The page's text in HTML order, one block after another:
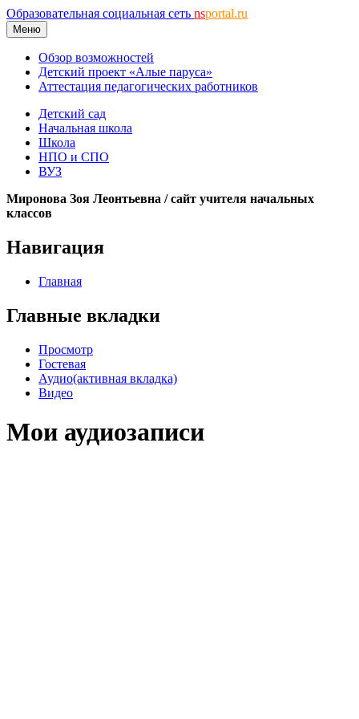
Образовательная социальная сеть nsportal.ru
Меню
Обзор возможностей
Детский проект «Алые паруса»
Аттестация педагогических работников
Детский сад
Начальная школа
Школа
НПО и СПО
ВУЗ
Миронова Зоя Леонтьевна / сайт учителя начальных
классов
Навигация
Главная
Главные вкладки
Просмотр
Гостевая
Аудио(активная вкладка)
Видео
Мои аудиозаписи